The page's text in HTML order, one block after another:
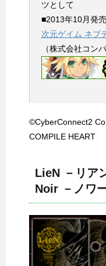
ツとして
■2013年10月発
次元ゲイム ネプ
（株式会社コン
©CyberConnect2
COMPILE HEART
LieN －リア
Noir －ノワ